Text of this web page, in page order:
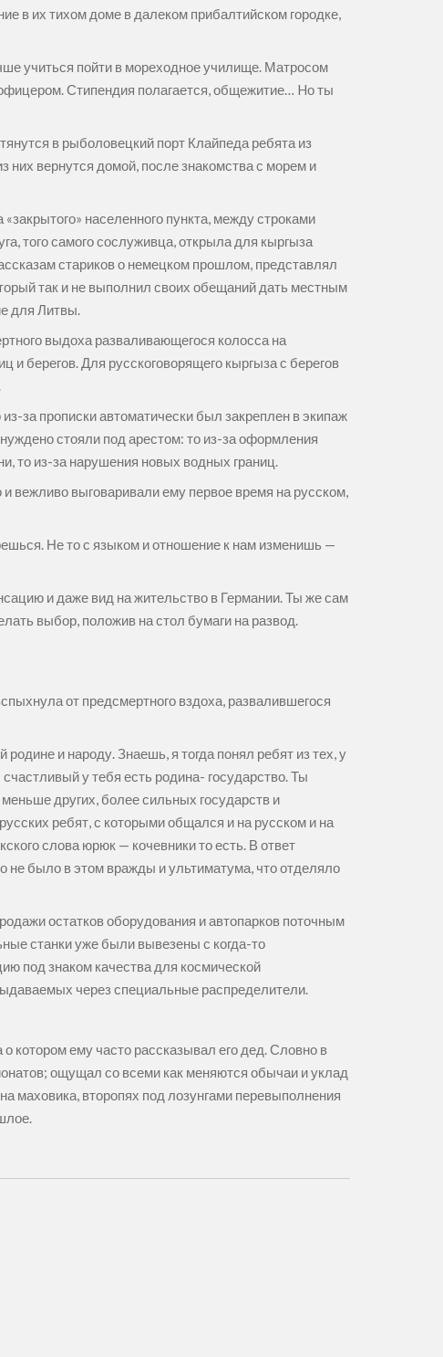
в их тихом доме в далеком прибалтийском городке,
учиться пойти в мореходное училище. Матросом
Стипендия полагается, общежитие… Hо ты
в рыболовецкий порт Клайпеда ребята из
них вернутся домой, после знакомства с морем и
населенного пункта, между строками
того самого сослуживца, открыла для кыргыза
стариков о немецком прошлом, представлял
так и не выполнил своих обещаний дать местным
для Литвы.
выдоха разваливающегося колосса на
и берегов. Для русскоговорящего кыргыза с берегов
за прописки автоматически был закреплен в экипаж
стояли под арестом: то из-за оформления
то из-за нарушения новых водных границ.
вежливо выговаривали ему первое время на русском,
Не то с языком и отношение к нам изменишь —
и даже вид на жительство в Германии. Ты же сам
выбор, положив на стол бумаги на развод.
от предсмертного вздоха, развалившегося
и народу. Знаешь, я тогда понял ребят из тех, у
у тебя есть родина- государство. Ты
других, более сильных государств и
ребят, с которыми общался и на русском и на
слова юрюк — кочевники то есть. В ответ
не было в этом вражды и ультиматума, что отделяло
остатков оборудования и автопарков поточным
станки уже были вывезены с когда-то
под знаком качества для космической
через специальные распределители.
котором ему часто рассказывал его дед. Словно в
ощущал со всеми как меняются обычаи и уклад
маховика, второпях под лозунгами перевыполнения